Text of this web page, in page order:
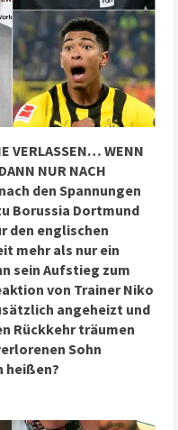
VERLASSEN… WENN
NUR NACH
den Spannungen
Borussia Dortmund
den englischen
mehr als nur ein
sein Aufstieg zum
von Trainer Niko
angeheizt und
Rückkehr träumen
Sohn
heißen?